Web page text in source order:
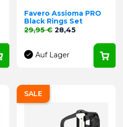
Favero Assioma PRO
Black Rings Set
Verkaufspreis
29,95 € Preis
28,45
Auf Lager
SALE